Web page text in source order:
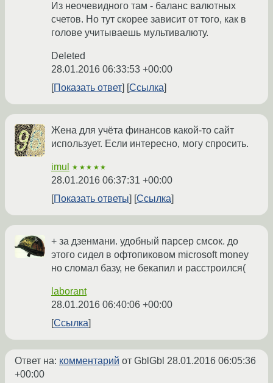
Из неочевидного там - баланс валютных
счетов. Но тут скорее зависит от того, как в
голове учитываешь мультивалюту.
Deleted
28.01.2016 06:33:53 +00:00
Показать ответ
Ссылка
Жена для учёта финансов какой-то сайт
использует. Если интересно, могу спросить.
imul ★★★★★
28.01.2016 06:37:31 +00:00
Показать ответы
Ссылка
+ за дзенмани. удобный парсер смсок. до
этого сидел в офтопиковом microsoft money
но сломал базу, не бекапил и расстроился(
laborant
28.01.2016 06:40:06 +00:00
Ссылка
Ответ на: комментарий от GblGbl 28.01.2016 06:05:36
+00:00